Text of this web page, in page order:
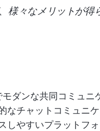
様々なメリットが得
ダンな共同コミュニ
なチャットコミュニ
しやすいプラットフ